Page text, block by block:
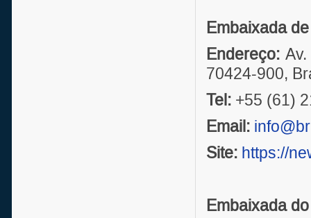
Embaixada
Endereço:
70424-900,
Tel: +55 (61)
Email:
Site: https://
Embaixada